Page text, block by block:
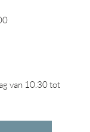
van 10.30 tot